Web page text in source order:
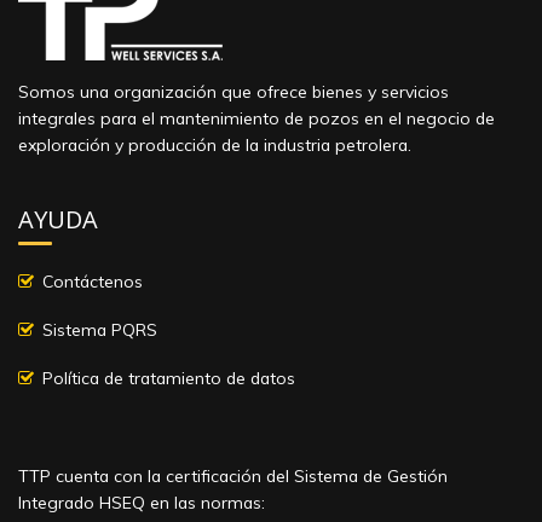
Somos una organización que ofrece bienes y servicios
integrales para el mantenimiento de pozos en el negocio de
exploración y producción de la industria petrolera.
AYUDA
Contáctenos
Sistema PQRS
Política de tratamiento de datos
TTP cuenta con la certificación del Sistema de Gestión
Integrado HSEQ en las normas: